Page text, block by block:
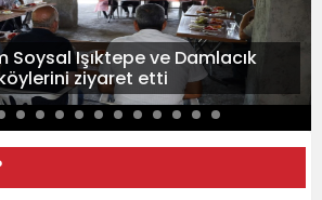
Soysal Işıktepe ve Damlacık
ziyaret etti